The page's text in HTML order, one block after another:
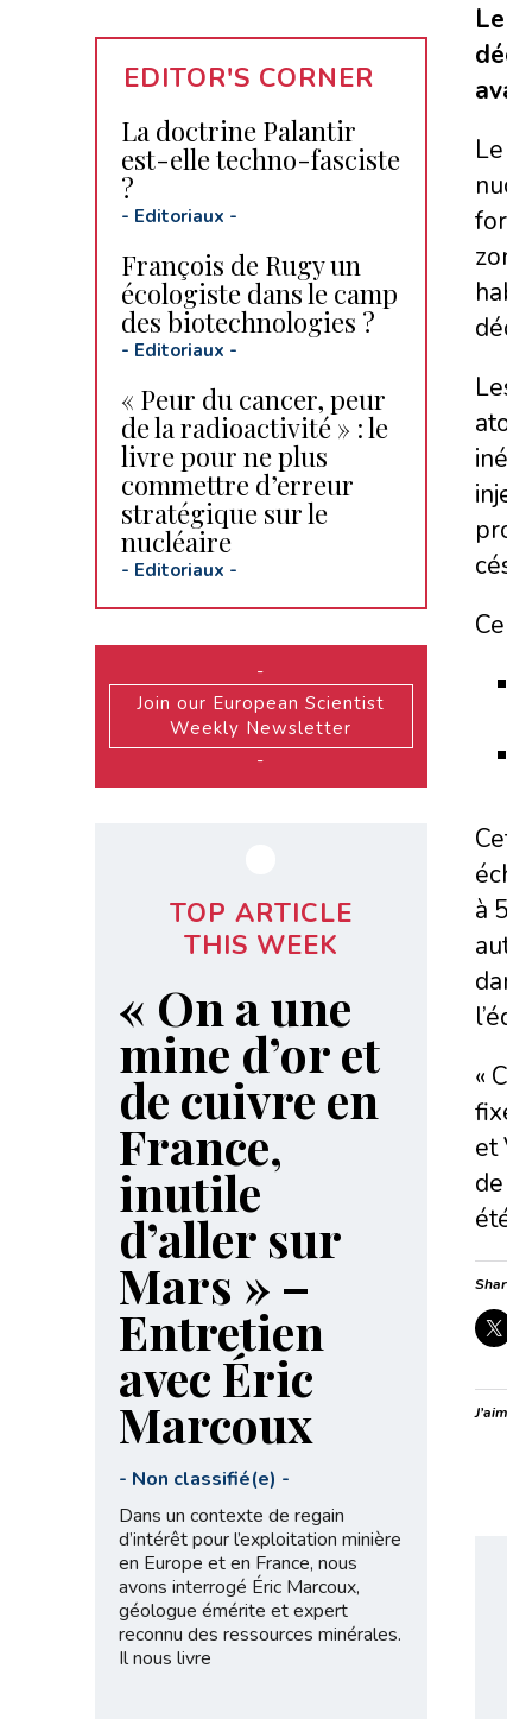
à
«
et
EDITOR'S CORNER
La doctrine Palantir
est-elle techno-fasciste
?
- Editoriaux -
François de Rugy un
écologiste dans le camp
des biotechnologies ?
- Editoriaux -
« Peur du cancer, peur
de la radioactivité » : le
livre pour ne plus
commettre d’erreur
stratégique sur le
nucléaire
- Editoriaux -
-
Join our European Scientist
Weekly Newsletter
-
TOP ARTICLE
THIS WEEK
« On a une
mine d’or et
de cuivre en
France,
inutile
d’aller sur
Mars » –
Entretien
avec Éric
Marcoux
- Non classifié(e) -
Dans un contexte de regain
d’intérêt pour l’exploitation minière
en Europe et en France, nous
avons interrogé Éric Marcoux,
géologue émérite et expert
reconnu des ressources minérales.
Il nous livre